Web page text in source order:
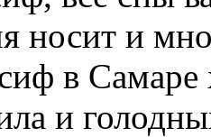
носит и
в
и